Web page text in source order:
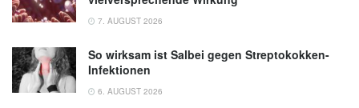
7. AUGUST 2026
So wirksam ist Salbei gegen Streptokokken-
Infektionen
6. AUGUST 2026